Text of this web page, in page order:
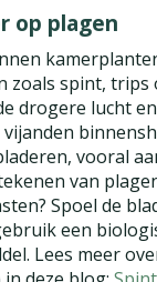
op plagen
zoals spint, trips
drogere lucht
vooral
van
Spoel de
een
Lees meer